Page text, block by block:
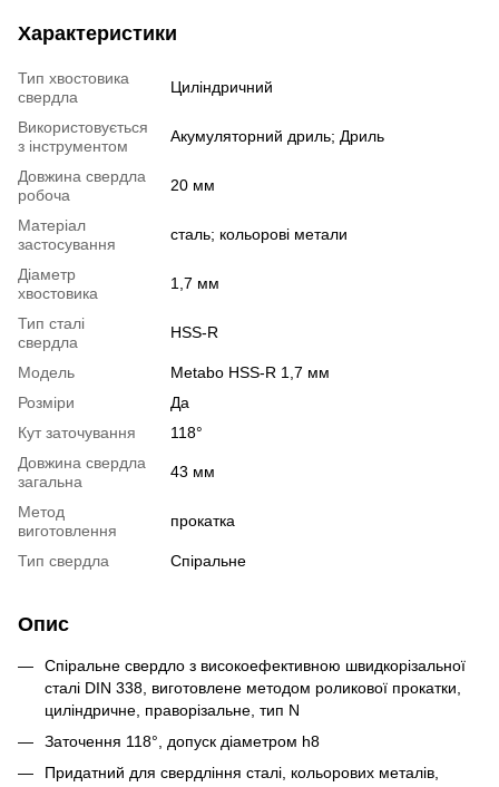
Характеристики
Тип хвостовика
свердла
Циліндричний
Використовується
з інструментом
Акумуляторний дриль; Дриль
Довжина свердла
робоча
20 мм
Матеріал
застосування
сталь; кольорові метали
Діаметр
хвостовика
1,7 мм
Тип сталі
свердла
HSS-R
Модель
Metabo HSS-R 1,7 мм
Розміри
Да
Кут заточування
118°
Довжина свердла
загальна
43 мм
Метод
виготовлення
прокатка
Тип свердла Спіральне
Опис
Спіральне свердло з високоефективною швидкорізальної
сталі DIN 338, виготовлене методом роликової прокатки,
циліндричне, праворізальне, тип N
Заточення 118°, допуск діаметром h8
Придатний для свердління сталі, кольорових металів,